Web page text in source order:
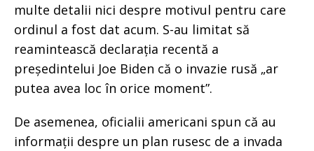
multe detalii nici despre motivul pentru care
ordinul a fost dat acum. S-au limitat să
reamintească declarația recentă a
președintelui Joe Biden că o invazie rusă „ar
putea avea loc în orice moment”.
De asemenea, oficialii americani spun că au
informații despre un plan rusesc de a invada